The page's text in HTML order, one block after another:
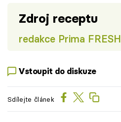
Zdroj receptu
redakce Prima FRESH
Vstoupit do diskuze
Sdílejte článek